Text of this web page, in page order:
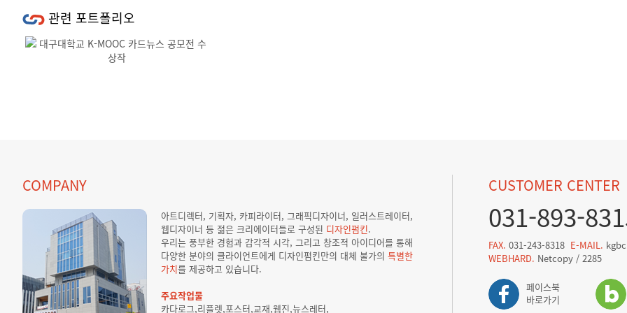
관련 포트폴리오
COMPANY
아트디렉터, 기획자, 카피라이터, 그래픽디자이너, 일러스트레이터,
웹디자이너 등 젊은 크리에이터들로 구성된 디자인펌킨.
우리는 풍부한 경험과 감각적 시각, 그리고 창조적 아이디어를 통해
다양한 분야의 클라이언트에게 디자인펌킨만의 대체 불가의 특별한
가치를 제공하고 있습니다.
주요작업물
카다로그,리플렛,포스터,교재,웹진,뉴스레터,
CUSTOMER CENTER
031-893-
FAX. 031-243-8318 E-MAIL.
WEBHARD. Netcopy / 2285
페이스북
바로가기